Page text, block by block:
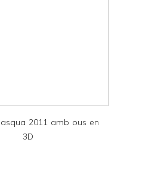
2011 amb ous en
3D